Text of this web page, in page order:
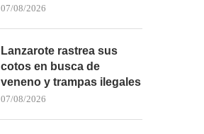
07/08/2026
Lanzarote rastrea sus
cotos en busca de
veneno y trampas ilegales
07/08/2026